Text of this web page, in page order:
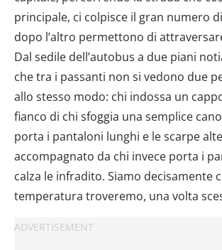
principale, ci colpisce il gran numero
dopo l’altro permettono di
Dal sedile dell’autobus a due piani
che tra i passanti non si vedono due
allo stesso modo: chi indossa un
fianco di chi sfoggia una semplice
porta i pantaloni lunghi e le scarpe
accompagnato da chi invece porta i
calza le infradito. Siamo decisamente
temperatura troveremo, una volta